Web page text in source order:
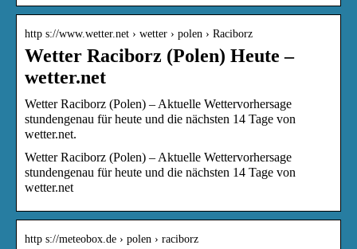
http s://www.wetter.net › wetter › polen › Raciborz
Wetter Raciborz (Polen) Heute –
wetter.net
Wetter Raciborz (Polen) – Aktuelle Wettervorhersage
stundengenau für heute und die nächsten 14 Tage von
wetter.net.
Wetter Raciborz (Polen) – Aktuelle Wettervorhersage
stundengenau für heute und die nächsten 14 Tage von
wetter.net
http s://meteobox.de › polen › raciborz